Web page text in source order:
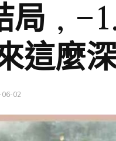
局，-
這麼深
06-02